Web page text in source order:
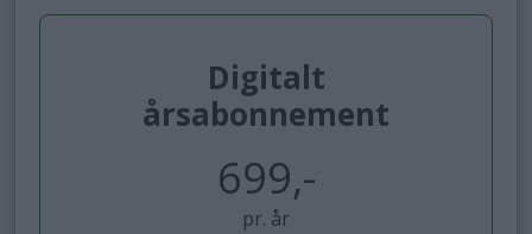
Digitalt
årsabonnement
699,-
pr. år